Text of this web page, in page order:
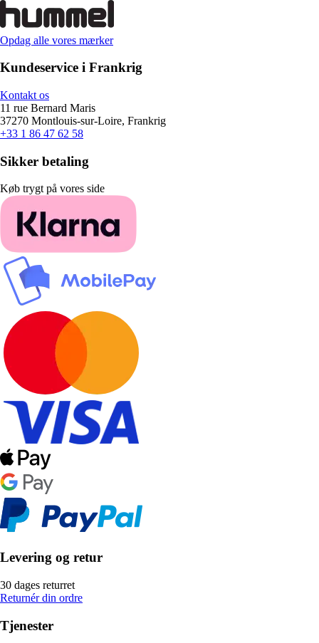
Opdag alle vores mærker
Kundeservice i Frankrig
Kontakt os
11 rue Bernard Maris
37270 Montlouis-sur-Loire, Frankrig
+33 1 86 47 62 58
Sikker betaling
Køb trygt på vores side
Levering og retur
30 dages returret
Returnér din ordre
Tjenester